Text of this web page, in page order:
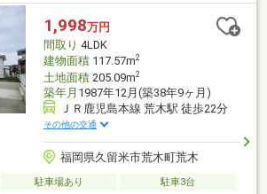
1,998万円
間取り 4LDK
建物面積117.57m2
土地面積205.09m2
築年月 1987年12月(築38年9ヶ月)
ＪＲ鹿児島本線 荒木駅 徒歩22分
その他の交通
福岡県久留米市荒木町荒木
駐車場あり
駐車3台